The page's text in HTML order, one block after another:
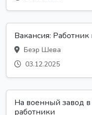
Вакансия: Работник
Беэр Шева
03.12.2025
На военный завод в
работники